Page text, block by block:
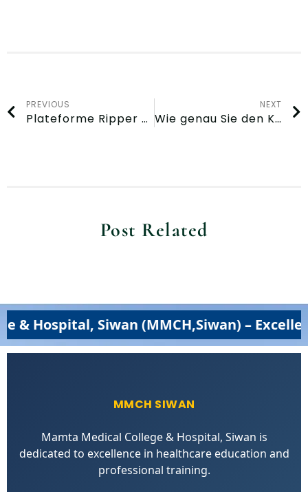
PREVIOUS
Plateforme Ripper Accroît Sa Protection et Améliore la Protection pour le Canada
NEXT
Wie genau Sie den Kundensupport kontaktieren: Jegliche Kontaktmöglichkeiten im Morospin Casino für Belgien
Post Related
Siwan (MMCH,Siwan) – Excellence in
MMCH SIWAN
Mamta Medical College & Hospital, Siwan is
dedicated to excellence in healthcare education and
professional training.